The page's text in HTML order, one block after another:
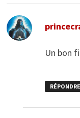
Un bon
RÉPONDRE